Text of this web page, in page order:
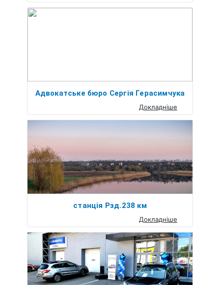
Адвокатське бюро Сергія Герасимчука
Докладніше
станція Рзд.238 км
Докладніше